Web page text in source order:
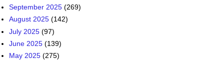
September 2025 (269)
August 2025 (142)
July 2025 (97)
June 2025 (139)
May 2025 (275)